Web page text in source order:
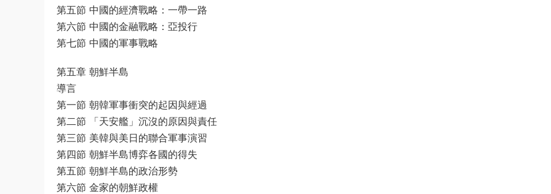
第五節 中國的經濟戰略：一帶一路
第六節 中國的金融戰略：亞投行
第七節 中國的軍事戰略
第五章 朝鮮半島
導言
第一節 朝韓軍事衝突的起因與經過
第二節 「天安艦」沉沒的原因與責任
第三節 美韓與美日的聯合軍事演習
第四節 朝鮮半島博弈各國的得失
第五節 朝鮮半島的政治形勢
第六節 金家的朝鮮政權